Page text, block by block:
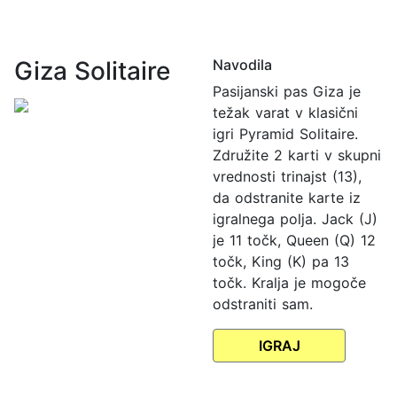
Giza Solitaire
Navodila
Pasijanski pas Giza je
težak varat v klasični
igri Pyramid Solitaire.
Združite 2 karti v skupni
vrednosti trinajst (13),
da odstranite karte iz
igralnega polja. Jack (J)
je 11 točk, Queen (Q) 12
točk, King (K) pa 13
točk. Kralja je mogoče
odstraniti sam.
IGRAJ